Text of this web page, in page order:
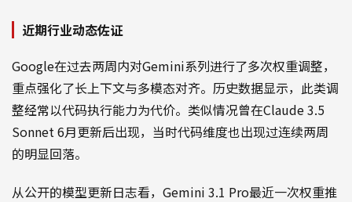
近期行业动态佐证
Google在过去两周内对Gemini系列进行了多次权重调整，
重点强化了长上下文与多模态对齐。历史数据显示，此类调
整经常以代码执行能力为代价。类似情况曾在Claude 3.5
Sonnet 6月更新后出现，当时代码维度也出现过连续两周
的明显回落。
从公开的模型更新日志看，Gemini 3.1 Pro最近一次权重推